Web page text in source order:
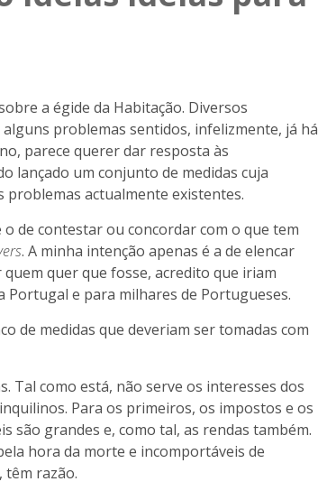
a égide da Habitação. Diversos
problemas sentidos, infelizmente, já há
parece querer dar resposta às
lançado um conjunto de medidas cuja
actualmente existentes.
de contestar ou concordar com o que tem
. A minha intenção apenas é a de elencar
quer que fosse, acredito que iriam
e para milhares de Portugueses.
de medidas que deveriam ser tomadas com
Tal como está, não serve os interesses dos
Para os primeiros, os impostos e os
são grandes e, como tal, as rendas também.
hora da morte e incomportáveis de
têm razão.